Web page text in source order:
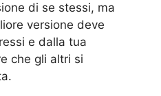
di se stessi, ma
versione deve
e dalla tua
che gli altri si